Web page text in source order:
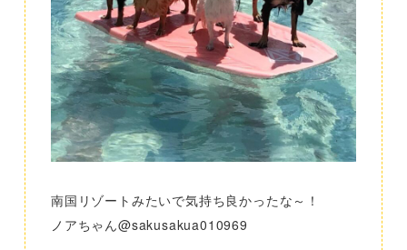
南国リゾートみたいで気持ち良かったな～！
ノアちゃん@sakusakua010969